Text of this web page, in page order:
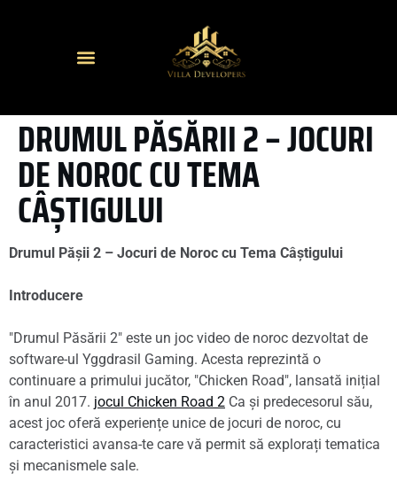
DRUMUL PĂSĂRII 2 – JOCURI
DE NOROC CU TEMA
CÂȘTIGULUI
Drumul Pășii 2 – Jocuri de Noroc cu Tema Câștigului
Introducere
"Drumul Păsării 2" este un joc video de noroc dezvoltat de
software-ul Yggdrasil Gaming. Acesta reprezintă o
continuare a primului jucător, "Chicken Road", lansată inițial
în anul 2017. jocul Chicken Road 2 Ca și predecesorul său,
acest joc oferă experiențe unice de jocuri de noroc, cu
caracteristici avansa-te care vă permit să explorați tematica
și mecanismele sale.